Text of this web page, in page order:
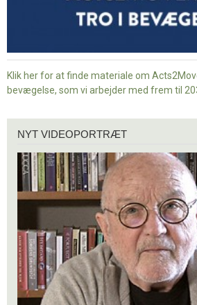
Klik her for at finde materiale om
bevægelse, som vi arbejder med frem til
videoportræt
NYT VIDEOPORTRÆT